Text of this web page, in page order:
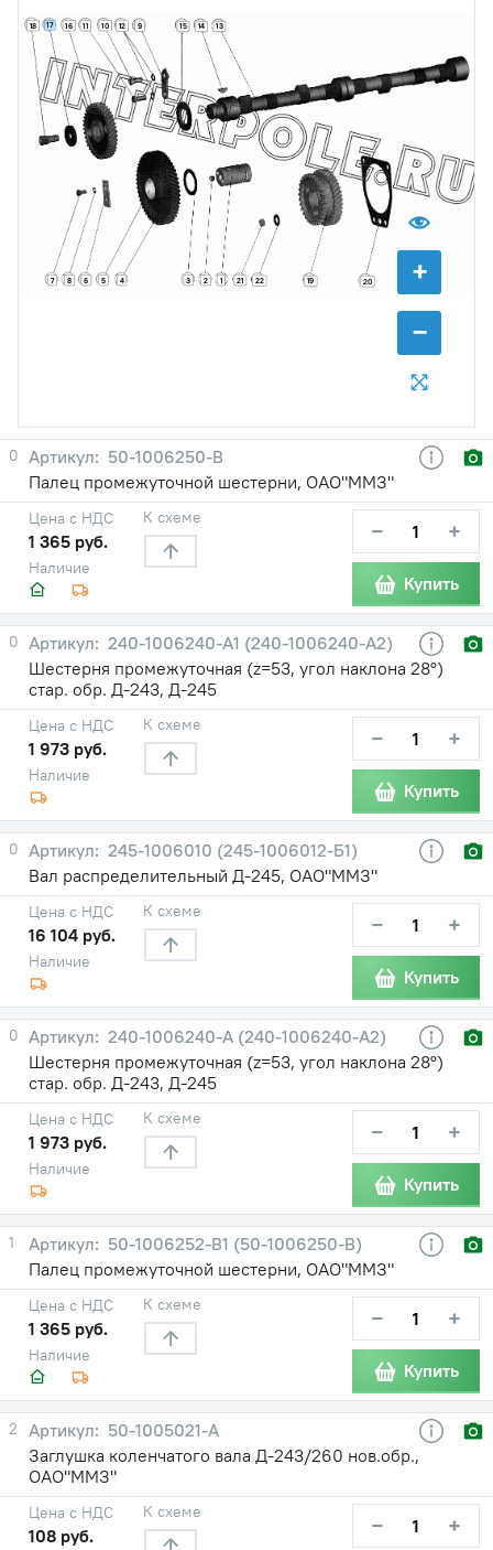
+
−
1
2
3
4
5
6
7 8
9
10
11 12 13
14
15
16
17
18
19 20
21 22
0
50-1006250-В
Палец промежуточной шестерни, ОАО"ММЗ"
Наличие
Цена с НДС
1 365 руб.
К схеме − +
Купить
0
240-1006240-А1 (240-1006240-А2)
Шестерня промежуточная (z=53, угол наклона 28°)
стар. обр. Д-243, Д-245
Наличие
Цена с НДС
1 973 руб.
К схеме − +
Купить
0
245-1006010 (245-1006012-Б1)
Вал распределительный Д-245, ОАО"ММЗ"
Наличие
Цена с НДС
16 104 руб.
К схеме − +
Купить
0
240-1006240-А (240-1006240-А2)
Шестерня промежуточная (z=53, угол наклона 28°)
стар. обр. Д-243, Д-245
Наличие
Цена с НДС
1 973 руб.
К схеме − +
Купить
1
50-1006252-В1 (50-1006250-В)
Палец промежуточной шестерни, ОАО"ММЗ"
Наличие
Цена с НДС
1 365 руб.
К схеме − +
Купить
2
50-1005021-А
Заглушка коленчатого вала Д-243/260 нов.обр.,
ОАО"ММЗ"
Цена с НДС
108 руб.
К схеме − +